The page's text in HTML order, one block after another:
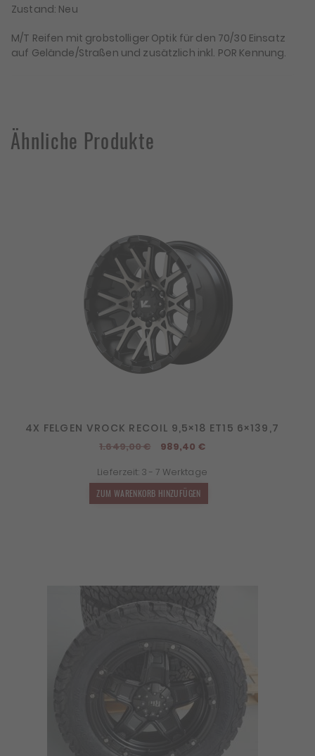
Zustand: Neu
M/T Reifen mit grobstolliger Optik für den 70/30 Einsatz
auf Gelände/Straßen und zusätzlich inkl. POR Kennung.
Ähnliche Produkte
4X FELGEN VROCK RECOIL 9,5×18 ET15 6×139,7
1.649,00€
Ursprünglicher
war:
1.649,00 €
989,40 €Aktueller
ist:
Lieferzeit: 3 - 7 Werktage
ZUM WARENKORB HINZUFÜGEN